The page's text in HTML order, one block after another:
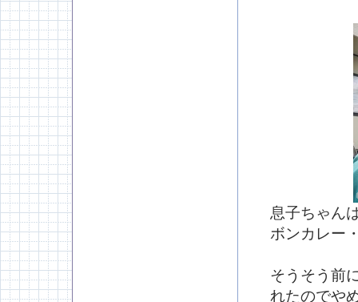
息子ちゃん
ボンカレー
そうそう前
れたのでや